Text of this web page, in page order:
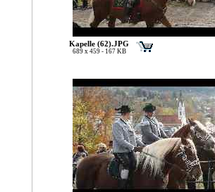
Kapelle (62).JPG
689 x 459 - 167 KB